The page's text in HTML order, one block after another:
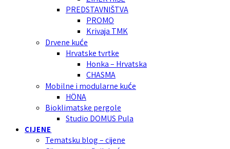
PREDSTAVNIŠTVA
PROMO
Krivaja TMK
Drvene kuće
Hrvatske tvrtke
Honka – Hrvatska
CHASMA
Mobilne i modularne kuće
HÖNA
Bioklimatske pergole
Studio DOMUS Pula
CIJENE
Tematsku blog – cijene